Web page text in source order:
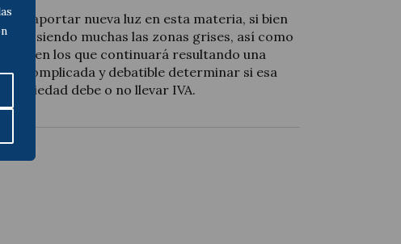
a aportar nueva luz en esta materia, si bien
siendo muchas las zonas grises, así como
en los que continuará resultando una
complicada y debatible determinar si esa
sociedad debe o no llevar IVA.